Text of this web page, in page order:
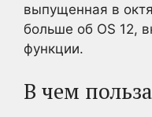
выпущенная в
больше об OS 12,
функции.
В чем